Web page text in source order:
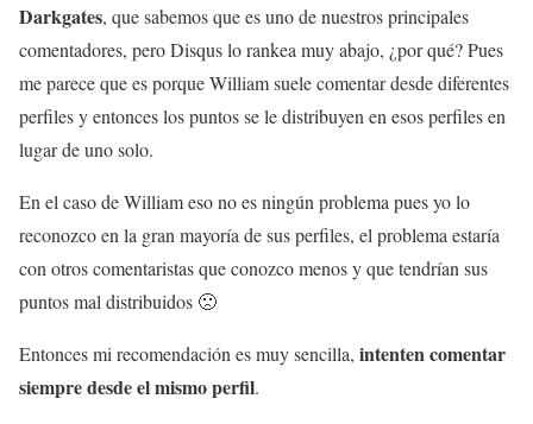
Darkgates, que sabemos que es uno de nuestros principales
comentadores, pero Disqus lo rankea muy abajo, ¿por qué? Pues
me parece que es porque William suele comentar desde diferentes
perfiles y entonces los puntos se le distribuyen en esos perfiles en
lugar de uno solo.
En el caso de William eso no es ningún problema pues yo lo
reconozco en la gran mayoría de sus perfiles, el problema estaría
con otros comentaristas que conozco menos y que tendrían sus
puntos mal distribuidos 🙁
Entonces mi recomendación es muy sencilla, intenten comentar
siempre desde el mismo perfil.